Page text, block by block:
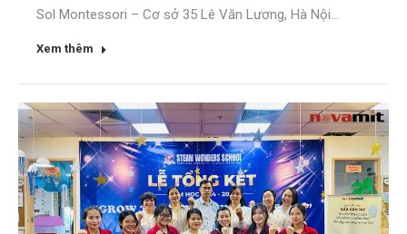
Sol Montessori – Cơ sở 35 Lê Văn Lương, Hà Nội...
Xem thêm